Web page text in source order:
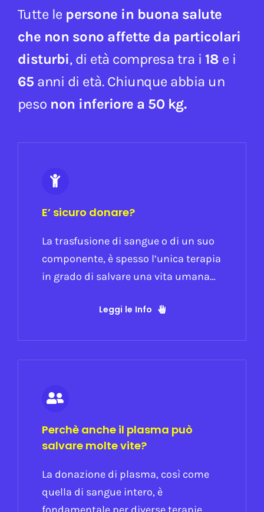
Tutte le persone in buona salute
che non sono affette da particolari
disturbi, di età compresa tra i 18 e i
65 anni di età. Chiunque abbia un
peso non inferiore a 50 kg.
E’ sicuro donare?
La trasfusione di sangue o di un suo
componente, è spesso l’unica terapia
in grado di salvare una vita umana…
Leggi le Info
Perchè anche il plasma può
salvare molte vite?
La donazione di plasma, così come
quella di sangue intero, è
fondamentale per diverse terapie